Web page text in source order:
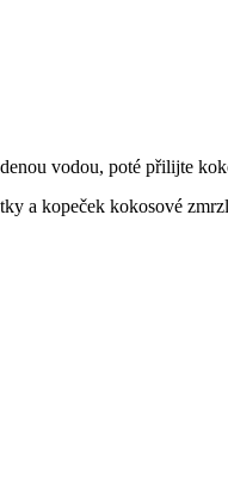
vodou, poté přilijte
a kopeček kokosové